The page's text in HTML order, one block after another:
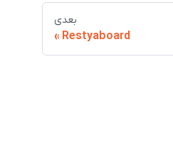
بعدی
Restyaboard